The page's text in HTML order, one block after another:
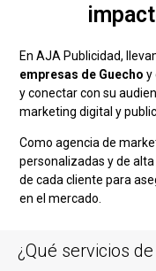
En AJA Publicidad,
empresas de Guecho y
y conectar con su
marketing digital y
Como agencia de
personalizadas y de
de cada cliente para
en el mercado.
¿Qué servicios